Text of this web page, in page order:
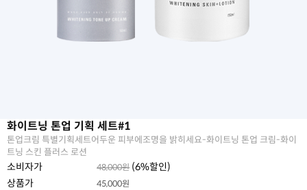
화이트닝 톤업 기획 세트#1
톤업크림 특별기획세트어두운 피부에조명을 밝히세요-화이트닝 톤업 크림-화이
트닝 스킨 플러스 로션
소비자가 48,000원 (6%할인)
상품가
45,000원